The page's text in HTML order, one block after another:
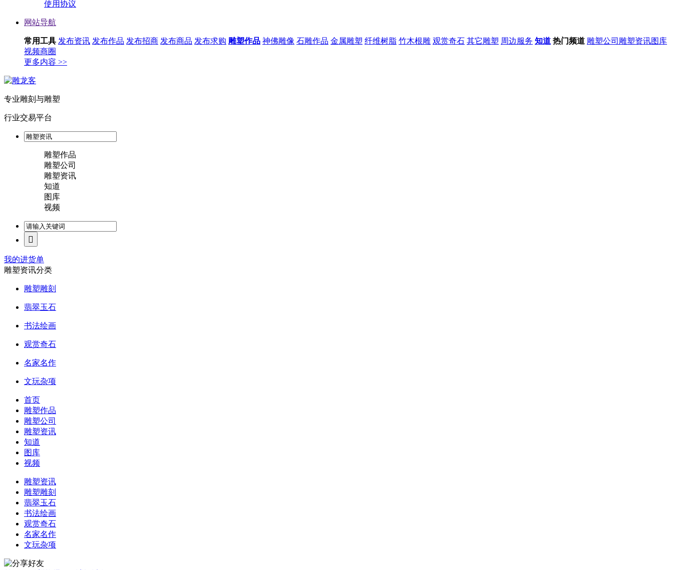
使用协议
网站导航
常用工具 发布资讯 发布作品 发布招商 发布商品 发布求购 雕塑作品 神佛雕像 石雕作品 金属雕塑 纤维树脂 竹木根雕 观赏奇石 其它雕塑 周边服务 知道 热门频道 雕塑公司 雕塑资讯图库
视频商圈
更多内容 >>
专业雕刻与雕塑
行业交易平台
雕塑作品
雕塑公司
雕塑资讯
知道
图库
视频
我的进货单
雕塑资讯分类
雕塑雕刻
翡翠玉石
书法绘画
观赏奇石
名家名作
文玩杂项
首页
雕塑作品
雕塑公司
雕塑资讯
知道
图库
视频
雕塑资讯
雕塑雕刻
翡翠玉石
书法绘画
观赏奇石
名家名作
文玩杂项